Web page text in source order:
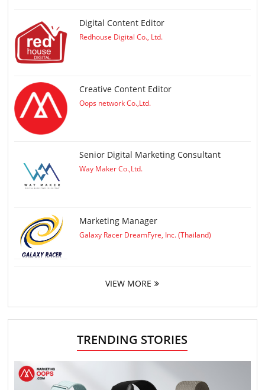
Digital Content Editor
Redhouse Digital Co., Ltd.
Creative Content Editor
Oops network Co.,Ltd.
Senior Digital Marketing Consultant
Way Maker Co.,Ltd.
Marketing Manager
Galaxy Racer DreamFyre, Inc. (Thailand)
VIEW MORE
TRENDING STORIES